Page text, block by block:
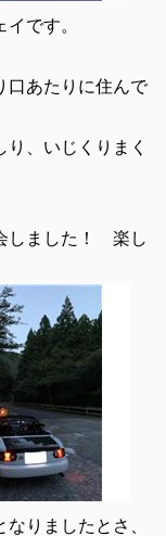
です。
口あたりに住んで
、いじくりまく
しました！ 楽し
りましたとさ、